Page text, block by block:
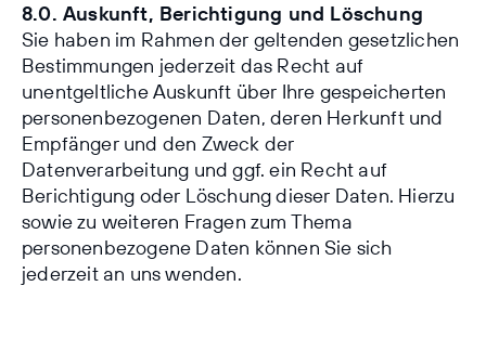
8.0. Auskunft, Berichtigung und Löschung
Sie haben im Rahmen der geltenden gesetzlichen
Bestimmungen jederzeit das Recht auf
unentgeltliche Auskunft über Ihre gespeicherten
personenbezogenen Daten, deren Herkunft und
Empfänger und den Zweck der
Datenverarbeitung und ggf. ein Recht auf
Berichtigung oder Löschung dieser Daten. Hierzu
sowie zu weiteren Fragen zum Thema
personenbezogene Daten können Sie sich
jederzeit an uns wenden.